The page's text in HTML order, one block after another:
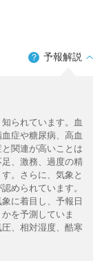
？ 予報解説
られています。血
症や糖尿病、高血
関連が高いことは
、激務、過度の精
。さらに、気象と
められています。
に着目し、予報日
を予測していま
、相対湿度、酷寒